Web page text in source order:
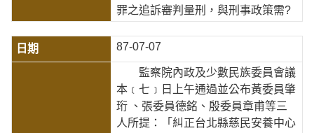
罪之追訴審判量刑，與刑事政策需?
87-07-07
監察院內政及少數民族委員會議
本﹝七﹞日上午通過並公布黃委員肇
珩 、張委員德銘、殷委員章甫等三
人所提：「糾正台北縣慈民安養中心